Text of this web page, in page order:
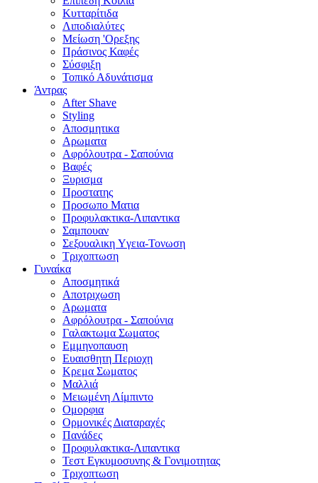
Κυτταρίτιδα
Λιποδιαλύτες
Μείωση 'Ορεξης
Πράσινος Καφές
Σύσφιξη
Τοπικό Αδυνάτισμα
Άντρας
After Shave
Styling
Αποσμητικα
Αρωματα
Αφρόλουτρα - Σαπούνια
Βαφές
Ξυρισμα
Προστατης
Προσωπο Ματια
Προφυλακτικα-Λιπαντικα
Σαμπουαν
Σεξουαλικη Yγεια-Τονωση
Τριχοπτωση
Γυναίκα
Αποσμητικά
Αποτριχωση
Αρωματα
Αφρόλουτρα - Σαπούνια
Γαλακτωμα Σωματος
Εμμηνοπαυση
Ευαισθητη Περιοχη
Κρεμα Σωματος
Μαλλιά
Μειωμένη Λίμπιντο
Ομορφια
Ορμονικές Διαταραχές
Πανάδες
Προφυλακτικα-Λιπαντικα
Τεστ Εγκυμοσυνης & Γονιμοτητας
Τριχοπτωση